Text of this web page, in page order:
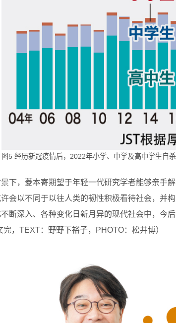
图5 经历新冠疫情后，2022年小学、中学及高中学生自
下，菱本寄期望于年轻一代研究学者能够亲手
会以不同于以往人类的韧性积极看待社会，并
断深入、各种变化日新月异的现代社会中，
完，TEXT：野野下裕子，PHOTO：松井博）